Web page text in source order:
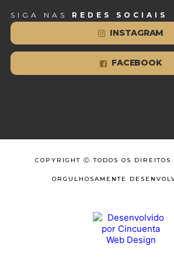
SIGA NAS REDES SOCIAIS
INSTAGRAM
FACEBOOK
COPYRIGHT Ⓒ TODOS OS DIREITOS
ORGULHOSAMENTE